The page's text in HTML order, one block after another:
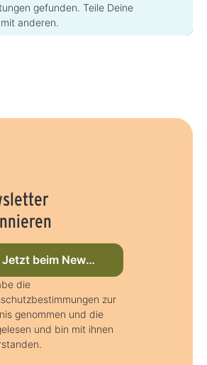
gefunden. Teile Deine
anderen.
Jetzt beim Newsletter anmelden
die
zur
genommen und die
und bin mit ihnen